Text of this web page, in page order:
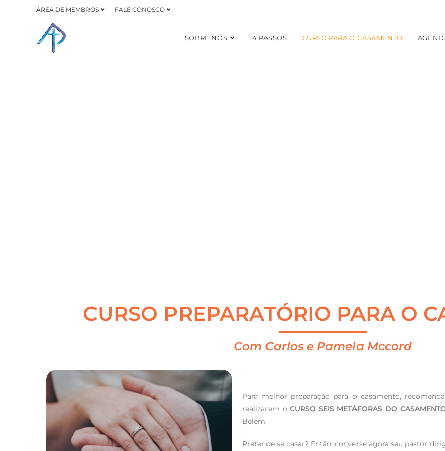
ÁREA DE MEMBROS FALE CONOSCO
SOBRE NÓS 4 PASSOS CURSO PARA O CASAMENTO
CURSO PREPARATÓRIO PARA O
Com Carlos e Pamela Mccord
Para melhor preparação para o casamento,
realizarem oCURSO SEIS METÁFORAS DO
Belém.
Pretende se casar? Então, converse agora seu pastor